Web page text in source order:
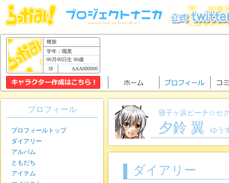
種族
学年：職業
00月00日生 00歳
AAA000000
寝子ヶ浜ビーチ☆セ
夕鈴 翼 ゆう
ダイアリー
プロフィール
プロフィールトップ
ダイアリー
アルバム
ともだち
アイテム